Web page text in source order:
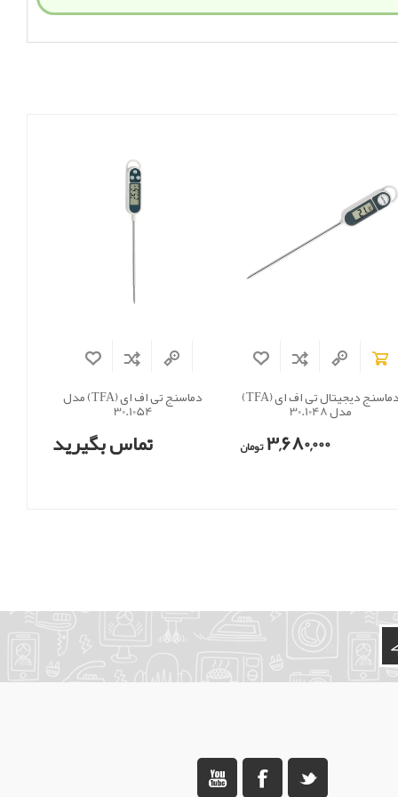
دماسنج دیجیتال تی اف ای (TFA)
مدل 30.1048
3,680,000تومان
دماسنج تی اف ای (TFA) مدل
30.1054
تماس بگیرید